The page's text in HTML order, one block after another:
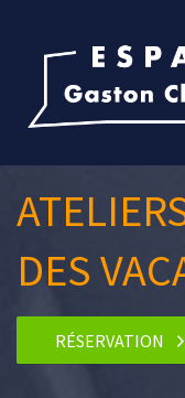
DES
RÉSERVATION